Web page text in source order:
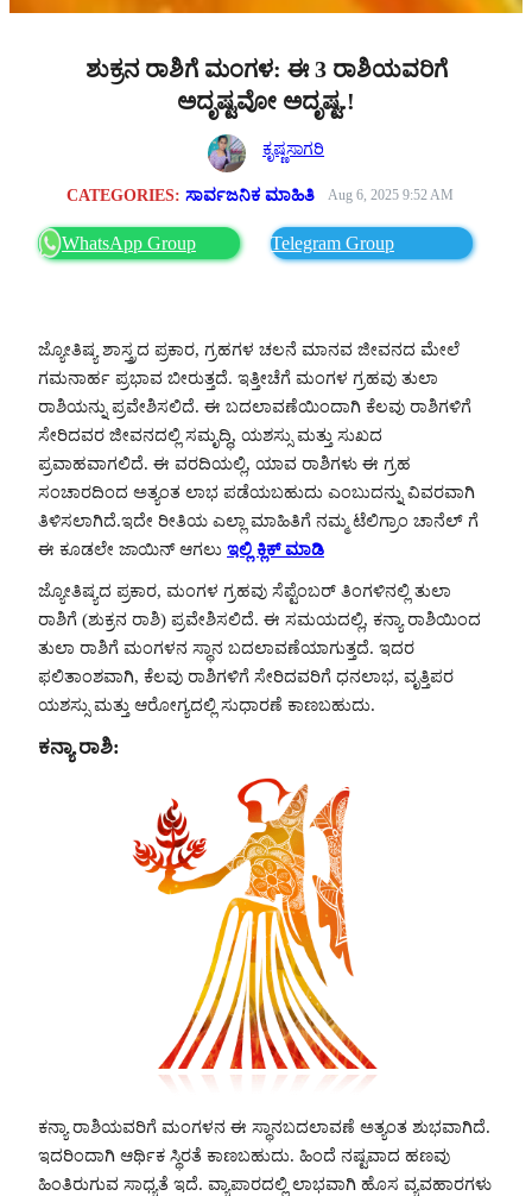
ಶುಕ್ರನ ರಾಶಿಗೆ ಮಂಗಳ: ಈ 3 ರಾಶಿಯವರಿಗೆ
ಅದೃಷ್ಟವೋ ಅದೃಷ್ಟ.!
ಕೃಷ್ಣಸಾಗರಿ
CATEGORIES: ಸಾರ್ವಜನಿಕ ಮಾಹಿತಿ Aug 6, 2025 9:52 AM
WhatsApp Group Telegram Group
ಜ್ಯೋತಿಷ್ಯ ಶಾಸ್ತ್ರದ ಪ್ರಕಾರ, ಗ್ರಹಗಳ ಚಲನೆ ಮಾನವ ಜೀವನದ ಮೇಲೆ
ಗಮನಾರ್ಹ ಪ್ರಭಾವ ಬೀರುತ್ತದೆ. ಇತ್ತೀಚೆಗೆ ಮಂಗಳ ಗ್ರಹವು ತುಲಾ
ರಾಶಿಯನ್ನು ಪ್ರವೇಶಿಸಲಿದೆ. ಈ ಬದಲಾವಣೆಯಿಂದಾಗಿ ಕೆಲವು ರಾಶಿಗಳಿಗೆ
ಸೇರಿದವರ ಜೀವನದಲ್ಲಿ ಸಮೃದ್ಧಿ, ಯಶಸ್ಸು ಮತ್ತು ಸುಖದ
ಪ್ರವಾಹವಾಗಲಿದೆ. ಈ ವರದಿಯಲ್ಲಿ, ಯಾವ ರಾಶಿಗಳು ಈ ಗ್ರಹ
ಸಂಚಾರದಿಂದ ಅತ್ಯಂತ ಲಾಭ ಪಡೆಯಬಹುದು ಎಂಬುದನ್ನು ವಿವರವಾಗಿ
ತಿಳಿಸಲಾಗಿದೆ.ಇದೇ ರೀತಿಯ ಎಲ್ಲಾ ಮಾಹಿತಿಗೆ ನಮ್ಮ ಟೆಲಿಗ್ರಾಂ ಚಾನೆಲ್ ಗೆ
ಈ ಕೂಡಲೇ ಜಾಯಿನ್ ಆಗಲು ಇಲ್ಲಿ ಕ್ಲಿಕ್ ಮಾಡಿ
ಜ್ಯೋತಿಷ್ಯದ ಪ್ರಕಾರ, ಮಂಗಳ ಗ್ರಹವು ಸೆಪ್ಟೆಂಬರ್ ತಿಂಗಳಿನಲ್ಲಿ ತುಲಾ
ರಾಶಿಗೆ (ಶುಕ್ರನ ರಾಶಿ) ಪ್ರವೇಶಿಸಲಿದೆ. ಈ ಸಮಯದಲ್ಲಿ, ಕನ್ಯಾ ರಾಶಿಯಿಂದ
ತುಲಾ ರಾಶಿಗೆ ಮಂಗಳನ ಸ್ಥಾನ ಬದಲಾವಣೆಯಾಗುತ್ತದೆ. ಇದರ
ಫಲಿತಾಂಶವಾಗಿ, ಕೆಲವು ರಾಶಿಗಳಿಗೆ ಸೇರಿದವರಿಗೆ ಧನಲಾಭ, ವೃತ್ತಿಪರ
ಯಶಸ್ಸು ಮತ್ತು ಆರೋಗ್ಯದಲ್ಲಿ ಸುಧಾರಣೆ ಕಾಣಬಹುದು.
ಕನ್ಯಾ ರಾಶಿ:
ಕನ್ಯಾ ರಾಶಿಯವರಿಗೆ ಮಂಗಳನ ಈ ಸ್ಥಾನಬದಲಾವಣೆ ಅತ್ಯಂತ ಶುಭವಾಗಿದೆ.
ಇದರಿಂದಾಗಿ ಆರ್ಥಿಕ ಸ್ಥಿರತೆ ಕಾಣಬಹುದು. ಹಿಂದೆ ನಷ್ಟವಾದ ಹಣವು
ಹಿಂತಿರುಗುವ ಸಾಧ್ಯತೆ ಇದೆ. ವ್ಯಾಪಾರದಲ್ಲಿ ಲಾಭವಾಗಿ ಹೊಸ ವ್ಯವಹಾರಗಳು